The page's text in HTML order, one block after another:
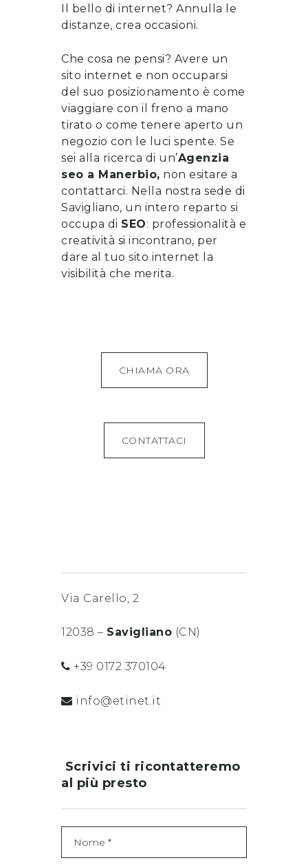
Il bello di internet? Annulla le
distanze, crea occasioni.
Che cosa ne pensi? Avere un
sito internet e non occuparsi
del suo posizionamento è come
viaggiare con il freno a mano
tirato o come tenere aperto un
negozio con le luci spente. Se
sei alla ricerca di un’Agenzia
seo a Manerbio, non esitare a
contattarci. Nella nostra sede di
Savigliano, un intero reparto si
occupa di SEO: professionalità e
creatività si incontrano, per
dare al tuo sito internet la
visibilità che merita.
CHIAMA ORA
CONTATTACI
Via Carello, 2
12038 – Savigliano (CN)
+39 0172 370104
info@etinet.it
Scrivici ti ricontatteremo
al più presto